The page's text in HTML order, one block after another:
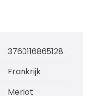
3760116865128
Frankrijk
Merlot